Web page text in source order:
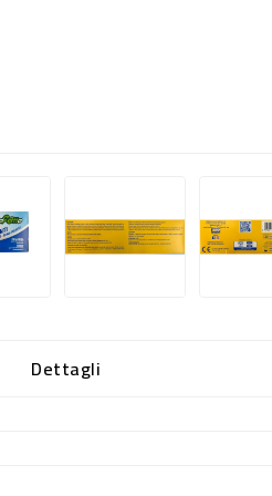
Dettagli